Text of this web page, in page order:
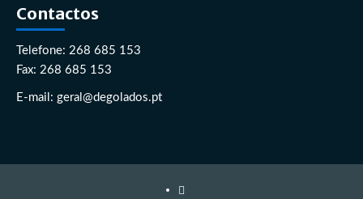
Contactos
Telefone: 268 685 153
Fax: 268 685 153
E-mail: geral@degolados.pt
Facebook